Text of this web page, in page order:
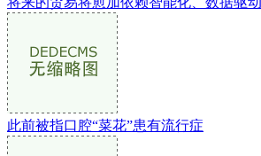
此前被指口腔“菜花”患有流行症